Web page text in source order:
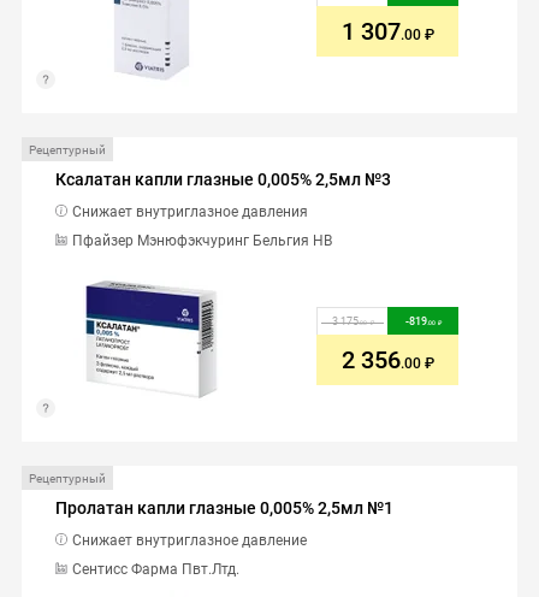
1 307.00
Рецептурный
Ксалатан капли глазные 0,005% 2,5мл №3
Пфайзер Мэнюфэкчуринг Бельгия НВ
Снижает внутриглазное давления
3 175.00 -819.00
2 356.00
Рецептурный
Пролатан капли глазные 0,005% 2,5мл №1
Сентисс Фарма Пвт.Лтд.
Снижает внутриглазное давление